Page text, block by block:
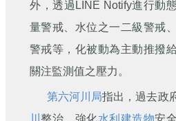
外，透過LINE Notify進行動
量警戒、水位之一二級警戒
警戒等，化被動為主動推撥
關注監測值之壓力。
第六河川局指出，過去政
川整治、強化水利建造物安